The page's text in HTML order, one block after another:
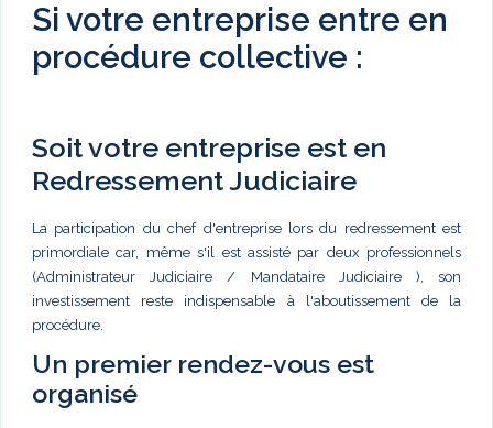
Si votre entreprise entre en
procédure collective :
Soit votre entreprise est en
Redressement Judiciaire
La participation du chef d'entreprise lors du redressement est
primordiale car, même s'il est assisté par deux professionnels
(Administrateur Judiciaire / Mandataire Judiciaire ), son
investissement reste indispensable à l'aboutissement de la
procédure.
Un premier rendez-vous est
organisé